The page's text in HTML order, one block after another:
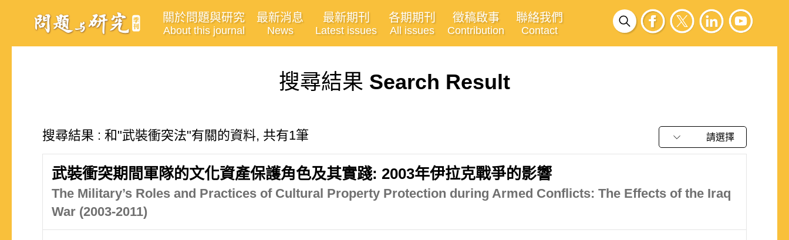
關於問題與研究
About this journal
最新消息
News
最新期刊
Latest issues
各期期刊
All issues
徵稿啟事
Contribution
聯絡我們
Contact
搜尋結果 Search Result
搜尋結果 : 和"武裝衝突法"有關的資料, 共有1筆 請選擇
武裝衝突期間軍隊的文化資產保護角色及其實踐: 2003年伊拉克戰爭的影響
The Military’s Roles and Practices of Cultural Property Protection during Armed Conflicts: The Effects of the Iraq
War (2003-2011)